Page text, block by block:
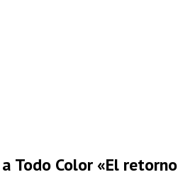
Todo Color «El retorno